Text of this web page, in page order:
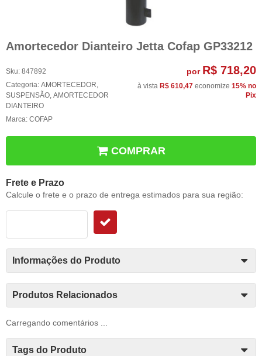
Amortecedor Dianteiro Jetta Cofap GP33212
Sku: 847892
Categoria: AMORTECEDOR,
SUSPENSÃO, AMORTECEDOR
DIANTEIRO
Marca: COFAP
por R$ 718,20
à vista R$ 610,47 economize 15% no
Pix
COMPRAR
Frete e Prazo
Calcule o frete e o prazo de entrega estimados para sua região:
Informações do Produto
Produtos Relacionados
Carregando comentários ...
Tags do Produto